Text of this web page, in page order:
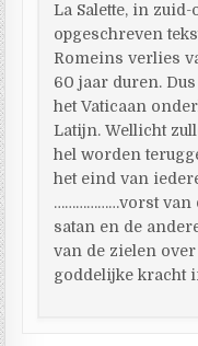
La Salette, in
opgeschreven
Romeins verlies
60 jaar duren.
het Vaticaan
Latijn. Wellicht
hel worden
het eind van
………………vorst van
satan en de
van de zielen
goddelijke kracht